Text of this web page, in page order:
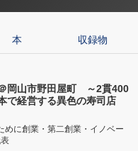
本 収録物
山市野田屋町 ～2貫400
で経営する異色の寿司店
めに創業・第二創業・イノベー